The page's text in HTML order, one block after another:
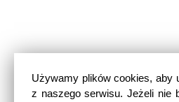
Używamy plików cookies, aby
z naszego serwisu. Jeżeli nie